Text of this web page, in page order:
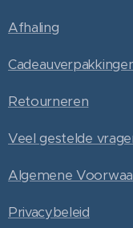
Afhaling
Retourneren
Veel gestelde
Algemene
Privacybeleid